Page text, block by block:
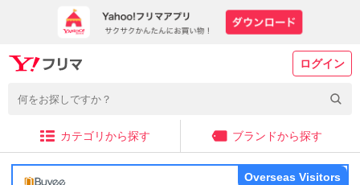
ログイン
カテゴリから探す ブランドから探す
Overseas Visitors